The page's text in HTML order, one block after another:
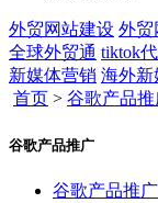
外贸网站建设 外贸
全球外贸通 tiktok
新媒体营销 海外新
首页 > 谷歌产品推
谷歌产品推广
谷歌产品推